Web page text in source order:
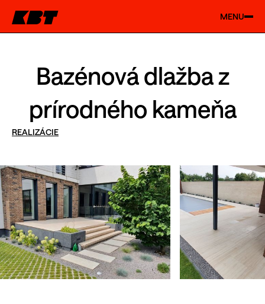
MENU
Bazénová dlažba z
prírodného kameňa
REALIZÁCIE